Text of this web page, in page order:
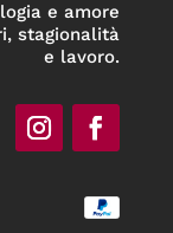
e amore
stagionalità
e lavoro.